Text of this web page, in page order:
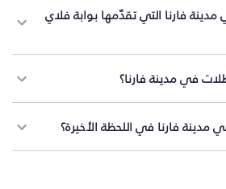
فارنا التي تقدّمها بوابة فلاي
في مدينة فارنا؟
فارنا في اللحظة الأخيرة؟